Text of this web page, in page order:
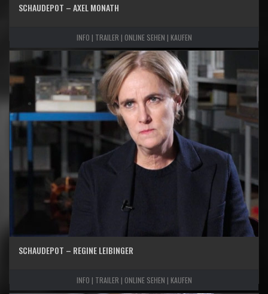
SCHAUDEPOT – AXEL MONATH
INFO | TRAILER | ONLINE SEHEN | KAUFEN
SCHAUDEPOT – REGINE LEIBINGER
INFO | TRAILER | ONLINE SEHEN | KAUFEN